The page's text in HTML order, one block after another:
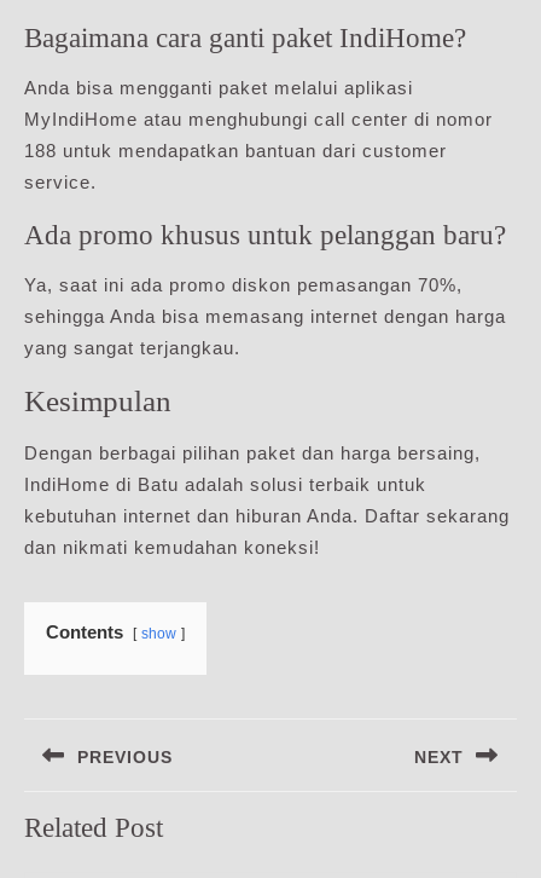
Bagaimana cara ganti paket IndiHome?
Anda bisa mengganti paket melalui aplikasi
MyIndiHome atau menghubungi call center di nomor
188 untuk mendapatkan bantuan dari customer
service.
Ada promo khusus untuk pelanggan baru?
Ya, saat ini ada promo diskon pemasangan 70%,
sehingga Anda bisa memasang internet dengan harga
yang sangat terjangkau.
Kesimpulan
Dengan berbagai pilihan paket dan harga bersaing,
IndiHome di Batu adalah solusi terbaik untuk
kebutuhan internet dan hiburan Anda. Daftar sekarang
dan nikmati kemudahan koneksi!
Contents show
pos
PREVIOUS
post:
NEXT
Related Post